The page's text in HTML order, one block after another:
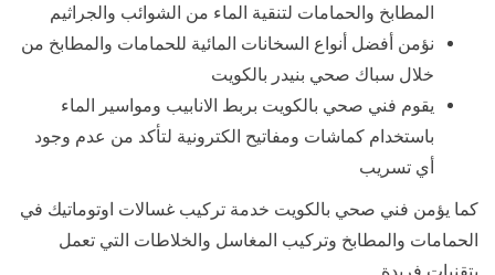
المطابخ والحمامات لتنقية الماء من الشوائب والجراثيم
نؤمن أفضل أنواع السخانات المائية للحمامات والمطابخ من
خلال سباك صحي بنيدر بالكويت
يقوم فني صحي بالكويت بربط الانابيب ومواسير الماء
باستخدام كماشات ومفاتيح الكترونية لتأكد من عدم وجود
أي تسريب
كما يؤمن فني صحي بالكويت خدمة تركيب غسالات اوتوماتيك في
الحمامات والمطابخ وتركيب المغاسل والخلاطات التي تعمل